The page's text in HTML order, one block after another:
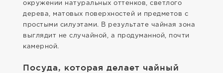
окружении натуральных оттенков, светлого
дерева, матовых поверхностей и предметов с
простыми силуэтами. В результате чайная зона
выглядит не случайной, а продуманной, почти
камерной.
Посуда, которая делает чайный